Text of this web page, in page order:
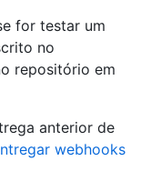
for testar um
no
repositório em
anterior de
webhooks